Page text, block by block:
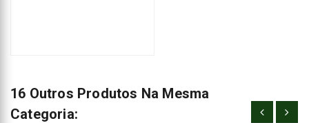
16 Outros Produtos Na Mesma
Categoria: